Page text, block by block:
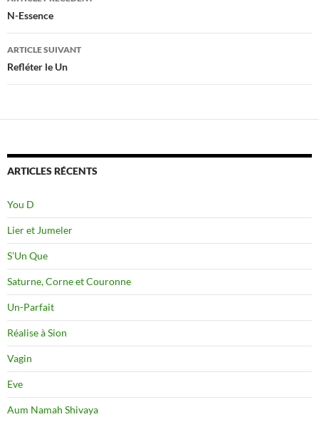
des
articles
N-Essence
ARTICLE SUIVANT
Refléter le Un
ARTICLES RÉCENTS
You D
Lier et Jumeler
S’Un Que
Saturne, Corne et Couronne
Un-Parfait
Réalise à Sion
Vagin
Eve
Aum Namah Shivaya